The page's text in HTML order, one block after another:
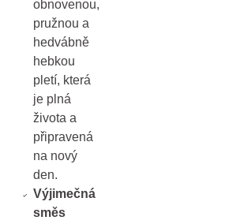
obnovenou,
pružnou a
hedvábně
hebkou
pletí, která
je plná
života a
připravená
na nový
den.
Výjimečná
směs